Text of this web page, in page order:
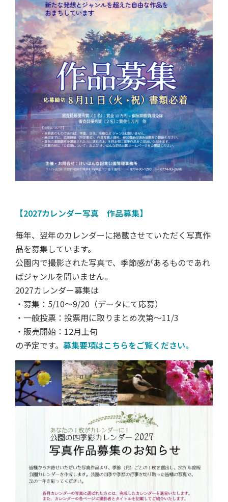
【2027カレンダー写真 作品募集】
毎年、翌年のカレンダーに掲載させていただく写真作
品を募集しています。
公園内で撮影された写真で、季節感があるものであれ
ばジャンルを問いません。
2027カレンダー募集は
・募集：5/10～9/20（データにて応募）
・一般投票：投票用に取りまとめ次第～11/3
・販売開始：12月上旬
の予定です。 募集要項はこちらをご覧ください。